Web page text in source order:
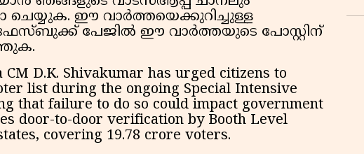
ഈ വാർത്തയെക്കുറിച്ചുള്ള
ഫേസ്ബുക്ക് പേജിൽ ഈ വാർത്തയുടെ പോസ്റ്റിന്
D.K. Shivakumar has urged citizens to
list during the ongoing Special Intensive
that failure to do so could impact government
door-to-door verification by Booth Level
covering 19.78 crore voters.